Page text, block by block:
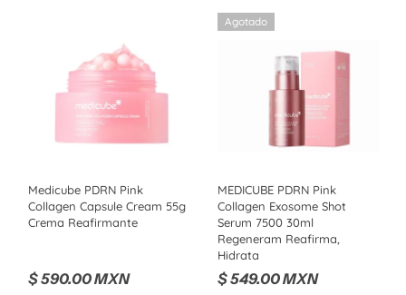
Medicube PDRN Pink
Collagen Capsule Cream 55g
Crema Reafirmante
$ 590.00 MXN
Agotado
MEDICUBE PDRN Pink
Collagen Exosome Shot
Serum 7500 30ml
Regeneram Reafirma,
Hidrata
$ 549.00 MXN